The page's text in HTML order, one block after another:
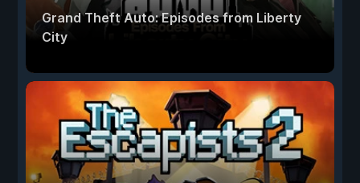
Grand Theft Auto: Episodes from Liberty
City